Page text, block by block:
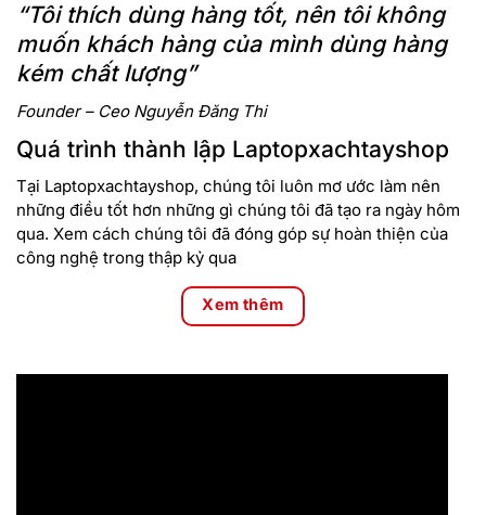
“Tôi thích dùng hàng tốt, nên tôi không
muốn khách hàng của mình dùng hàng
kém chất lượng”
Founder – Ceo Nguyễn Đăng Thi
Quá trình thành lập Laptopxachtayshop
Tại Laptopxachtayshop, chúng tôi luôn mơ ước làm nên
những điều tốt hơn những gì chúng tôi đã tạo ra ngày hôm
qua. Xem cách chúng tôi đã đóng góp sự hoàn thiện của
công nghệ trong thập kỷ qua
Xem thêm